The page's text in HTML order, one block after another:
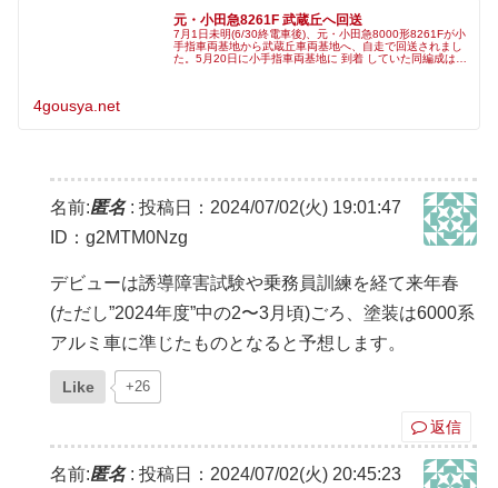
元・小田急8261F 武蔵丘へ回送
7月1日未明(6/30終電車後)、元・小田急8000形8261Fが小
手指車両基地から武蔵丘車両基地へ、自走で回送されまし
た。5月20日に小手指車両基地に 到着 していた同編成は、
4gousya.net
名前:匿名: 投稿日：2024/07/02(火) 19:01:47
ID：g2MTM0Nzg
デビューは誘導障害試験や乗務員訓練を経て来年春
(ただし”2024年度”中の2〜3月頃)ごろ、塗装は6000系
アルミ車に準じたものとなると予想します。
Like +26
返信
名前:匿名: 投稿日：2024/07/02(火) 20:45:23